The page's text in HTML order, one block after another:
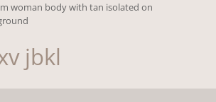
woman body with tan isolated on
jbkl